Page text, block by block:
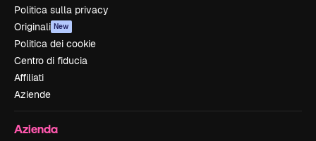
Politica sulla privacy
Originali New
Politica dei cookie
Centro di fiducia
Affiliati
Aziende
Azienda